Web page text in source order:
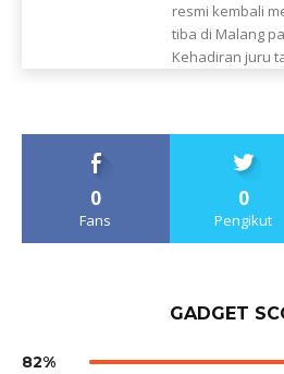
resmi kembali
tiba di Malang
Kehadiran juru
0
Fans
0
Pengikut
GADGET
82%